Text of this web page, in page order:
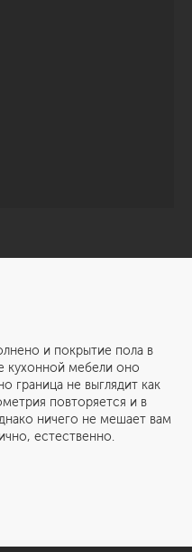
и покрытие пола в
кухонной мебели оно
граница не выглядит как
повторяется и в
ничего не мешает вам
естественно.